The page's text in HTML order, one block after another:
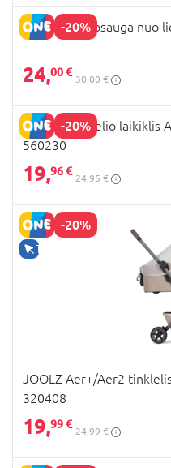
-20%
Joolz Aer+ apsauga nuo
24,00 €
30,00 €
-20%
JOOLZ puodelio laikiklis
560230
19,96 €
24,95 €
-20%
TIK INTERNETU
JOOLZ Aer+/Aer2
320408
19,99 €
24,99 €